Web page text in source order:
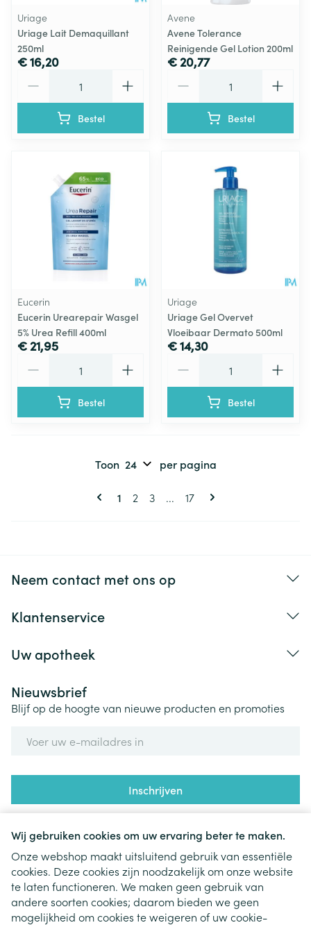
Wij gebruiken cookies om uw ervaring beter te maken.
Onze webshop maakt uitsluitend gebruik van essentiële
cookies. Deze cookies zijn noodzakelijk om onze website
te laten functioneren. We maken geen gebruik van
andere soorten cookies; daarom bieden we geen
mogelijkheid om cookies te weigeren of uw cookie-
Uriage
Uriage Lait Demaquillant
250ml
€ 16,20
Bestel
Avene
Avene Tolerance
Reinigende Gel Lotion 200ml
€ 20,77
Bestel
Eucerin
Eucerin Urearepair Wasgel
5% Urea Refill 400ml
€ 21,95
Bestel
Uriage
Uriage Gel Overvet
Vloeibaar Dermato 500ml
€ 14,30
Bestel
Pagina's
U lees momenteel pagina
1 Pagina
2 Pagina
3 ... Pagina
17
Toon per pagina
Neem contact met ons op
Klantenservice
Uw apotheek
Nieuwsbrief
Blijf op de hoogte van nieuwe producten en promoties
Inschrijven
nieuwsbrief en gaat u akkoord met onzeprivacy policy.